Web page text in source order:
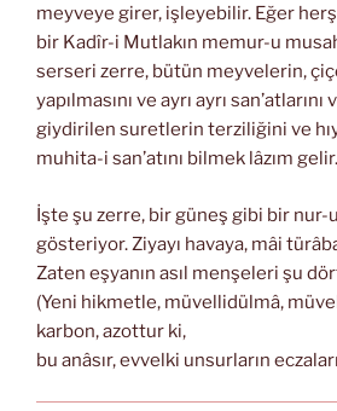
meyveye girer, işleyebilir. Eğer
bir Kadîr-i Mutlakın memur-u
serseri zerre, bütün meyvelerin,
yapılmasını ve ayrı ayrı san’atlarını
giydirilen suretlerin terziliğini ve
muhita-i san’atını bilmek lâzım gelir.
İşte şu zerre, bir güneş gibi bir nur-
gösteriyor. Ziyayı havaya, mâi
Zaten eşyanın asıl menşeleri şu
(Yeni hikmetle, müvellidülmâ,
karbon, azottur ki,
bu anâsır, evvelki unsurların